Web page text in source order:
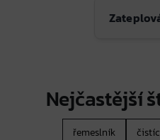
Nejčastější
řemeslník